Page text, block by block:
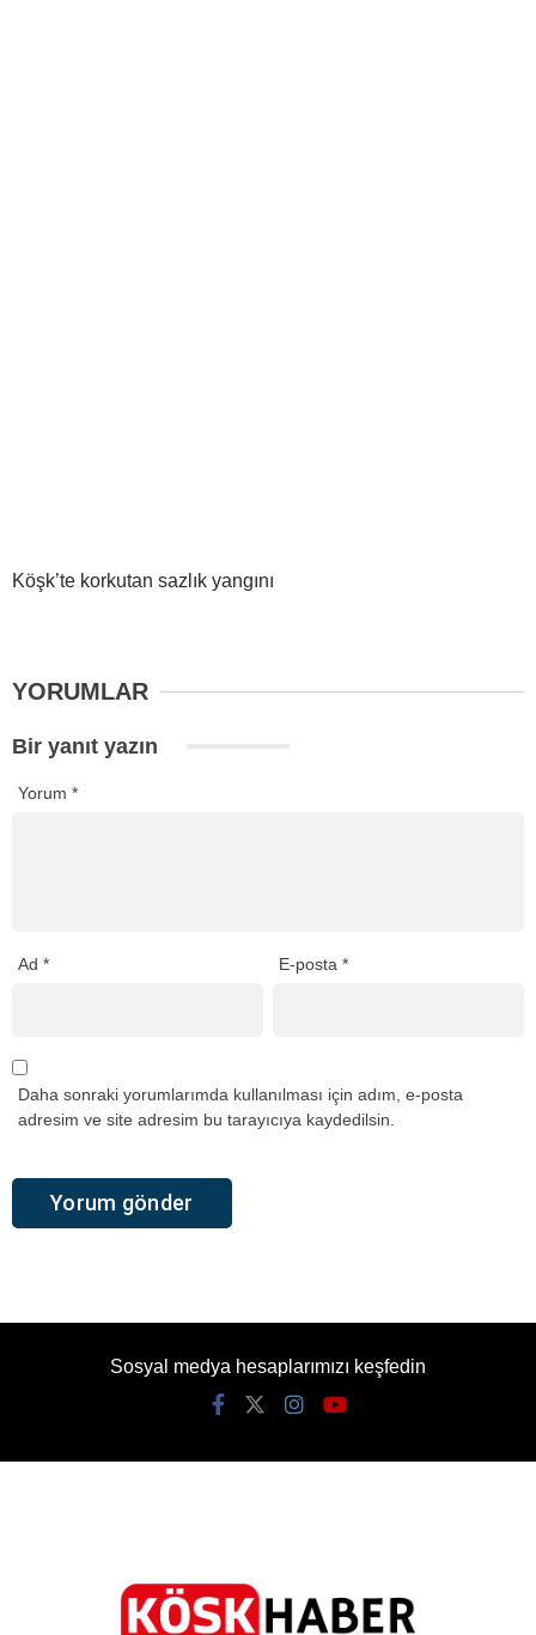
Köşk’te korkutan sazlık yangını
YORUMLAR
Bir yanıt yazın
Yorum *
Ad * E-posta*
Daha sonraki yorumlarımda kullanılması için adım, e-posta
adresim ve site adresim bu tarayıcıya kaydedilsin.
Sosyal medya hesaplarımızı keşfedin